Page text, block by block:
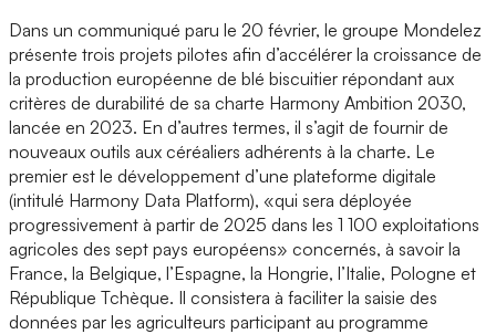
Dans un communiqué paru le 20 février, le groupe Mondelez
présente trois projets pilotes afin d’accélérer la croissance de
la production européenne de blé biscuitier répondant aux
critères de durabilité de sa charte Harmony Ambition 2030,
lancée en 2023. En d’autres termes, il s’agit de fournir de
nouveaux outils aux céréaliers adhérents à la charte. Le
premier est le développement d’une plateforme digitale
(intitulé Harmony Data Platform), «qui sera déployée
progressivement à partir de 2025 dans les 1 100 exploitations
agricoles des sept pays européens» concernés, à savoir la
France, la Belgique, l’Espagne, la Hongrie, l’Italie, Pologne et
République Tchèque. Il consistera à faciliter la saisie des
données par les agriculteurs participant au programme